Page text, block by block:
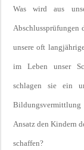
Was wird aus
Abschlussprüfungen
unsere oft
im Leben unser
schlagen sie ein
Ansatz den Kindern
schaffen?